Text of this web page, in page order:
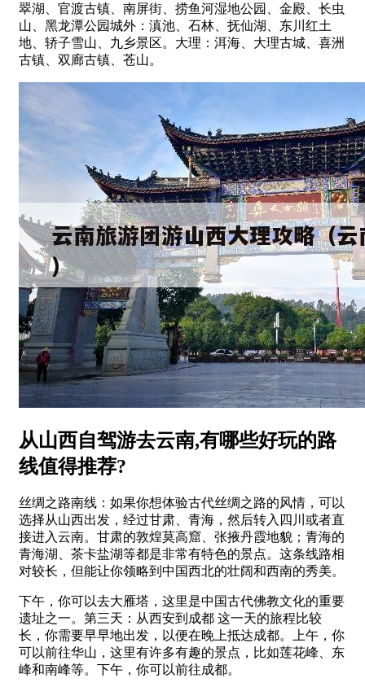
翠湖、官渡古镇、南屏街、捞鱼河湿地公园、金殿、长虫
山、黑龙潭公园城外：滇池、石林、抚仙湖、东川红土
地、轿子雪山、九乡景区。大理：洱海、大理古城、喜洲
古镇、双廊古镇、苍山。
从山西自驾游去云南,有哪些好玩的路
线值得推荐?
丝绸之路南线：如果你想体验古代丝绸之路的风情，可以
选择从山西出发，经过甘肃、青海，然后转入四川或者直
接进入云南。甘肃的敦煌莫高窟、张掖丹霞地貌；青海的
青海湖、茶卡盐湖等都是非常有特色的景点。这条线路相
对较长，但能让你领略到中国西北的壮阔和西南的秀美。
下午，你可以去大雁塔，这里是中国古代佛教文化的重要
遗址之一。第三天：从西安到成都 这一天的旅程比较
长，你需要早早地出发，以便在晚上抵达成都。上午，你
可以前往华山，这里有许多有趣的景点，比如莲花峰、东
峰和南峰等。下午，你可以前往成都。